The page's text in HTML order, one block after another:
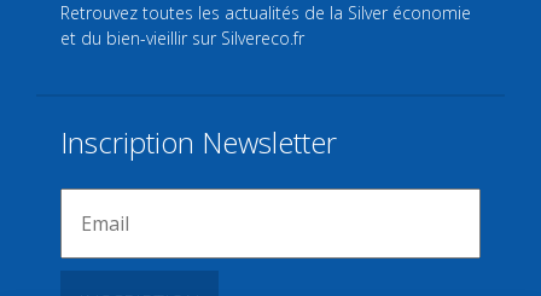
Retrouvez toutes les actualités de la Silver économie
et du bien-vieillir sur Silvereco.fr
Inscription Newsletter